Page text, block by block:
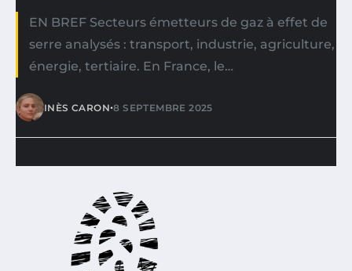
EN BREF Secteurs émetteurs de gaz à effet de
serre analysés : transport, industrie, agriculture,
énergie, tertiaire. En France, le…
INÈS CARON•8 SEPTEMBRE 2025